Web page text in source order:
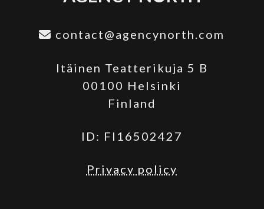
contact@agencynorth.com
Itäinen Teatterikuja 5 B
00100 Helsinki
Finland
ID: FI16502427
Privacy policy